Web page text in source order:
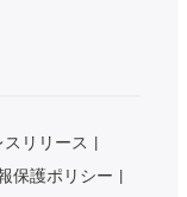
スリリース
保護ポリシー